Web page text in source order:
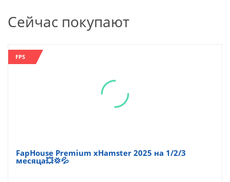
Сейчас покупают
FPS
FapHouse Premium xHamster 2025 на 1/2/3
месяца💥💢💦